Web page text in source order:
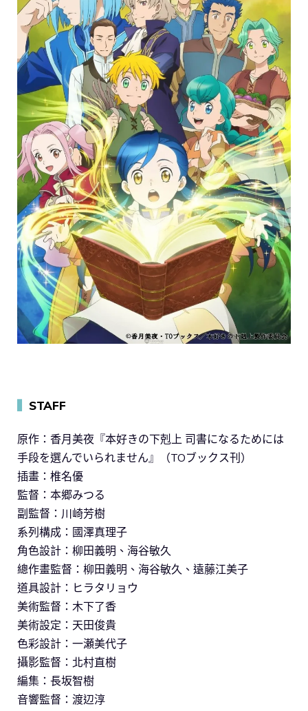
STAFF
原作：香月美夜『本好きの下剋上 司書になるためには
手段を選んでいられません』（TOブックス刊）
插畫：椎名優
監督：本郷みつる
副監督：川崎芳樹
系列構成：國澤真理子
角色設計：柳田義明、海谷敏久
總作畫監督：柳田義明、海谷敏久、遠藤江美子
道具設計：ヒラタリョウ
美術監督：木下了香
美術設定：天田俊貴
色彩設計：一瀬美代子
攝影監督：北村直樹
編集：長坂智樹
音響監督：渡辺淳